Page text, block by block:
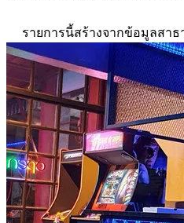
รายการนี้สร้างจากข้อมูลสา